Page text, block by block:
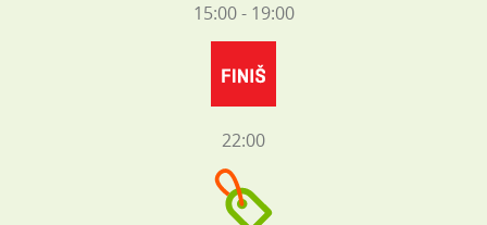
15:00 - 19:00
22:00